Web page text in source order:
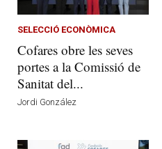
SELECCIÓ ECONÒMICA
Cofares obre les seves
portes a la Comissió de
Sanitat del...
Jordi González